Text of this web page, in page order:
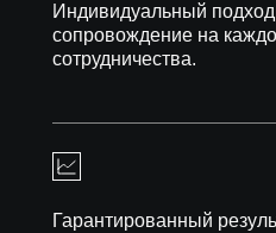
Индивидуальный подход
сопровождение на
сотрудничества.
Гарантированный